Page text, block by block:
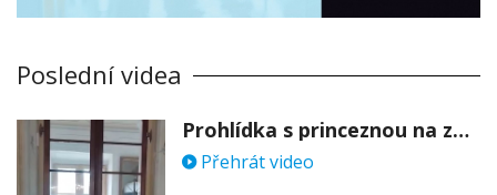
Poslední videa
Prohlídka s princeznou na zámku Stekník
Přehrát video